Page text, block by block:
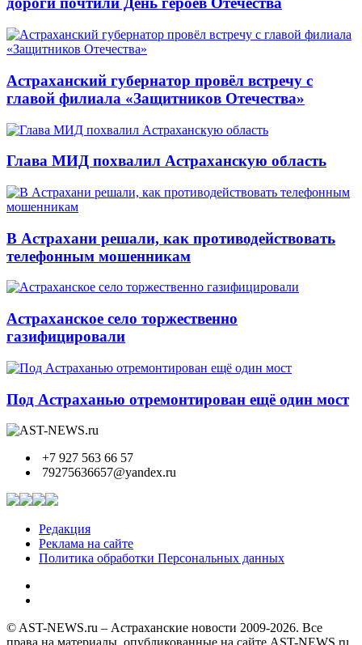
Астраханский губернатор провёл встречу с
главой филиала «Защитников Отечества»
Глава МИД похвалил Астраханскую область
В Астрахани решали, как противодействовать
телефонным мошенникам
Астраханское село торжественно
газифицировали
Под Астраханью отремонтирован ещё один мост
+7 927 563 66 57
79275636657@yandex.ru
Редакция
Реклама на сайте
Политика обработки Персональных данных
© AST-NEWS.ru – Астраханские новости 2009-2026. Все